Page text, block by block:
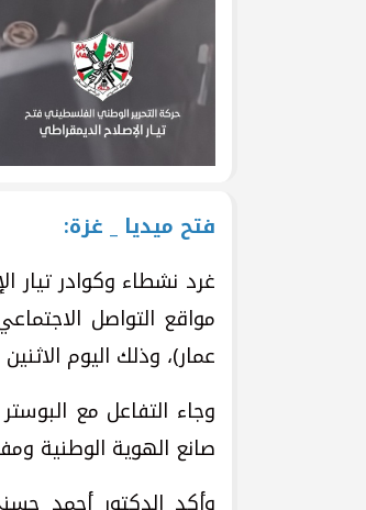
فتح ميديا _ غزة:
غرد نشطاء وكوادر
عمار)، وذلك اليوم الاثنين الموافق 10 نوفمبر 2025،
وجاء التفاعل مع
صانع الهوية الوطنية